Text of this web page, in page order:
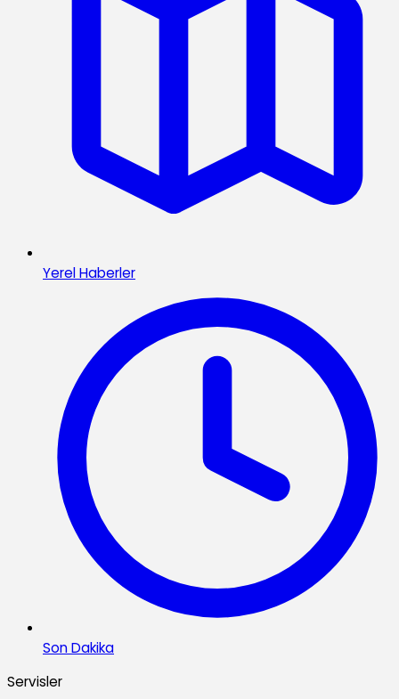
Yerel Haberler
Son Dakika
Servisler